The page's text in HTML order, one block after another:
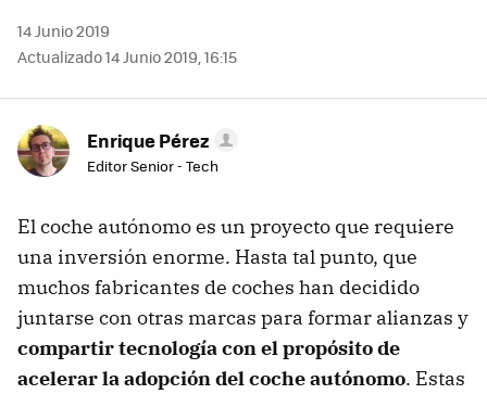
14 Junio 2019
Actualizado 14 Junio 2019, 16:15
Enrique Pérez
Editor Senior - Tech
El coche autónomo es un proyecto que requiere
una inversión enorme. Hasta tal punto, que
muchos fabricantes de coches han decidido
juntarse con otras marcas para formar alianzas y
compartir tecnología con el propósito de
acelerar la adopción del coche autónomo. Estas